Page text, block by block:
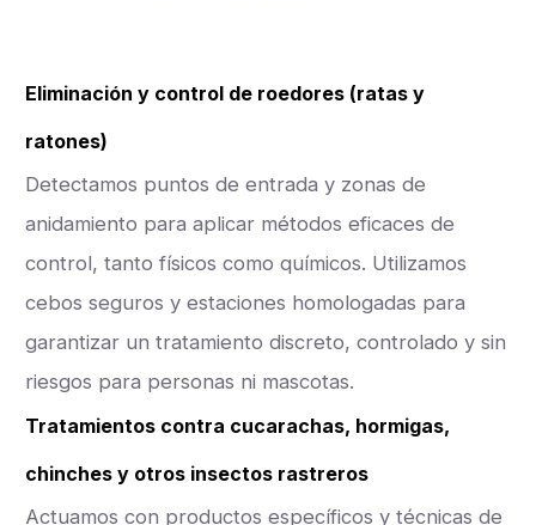
Eliminación y control de roedores (ratas y
ratones)
Detectamos puntos de entrada y zonas de
anidamiento para aplicar métodos eficaces de
control, tanto físicos como químicos. Utilizamos
cebos seguros y estaciones homologadas para
garantizar un tratamiento discreto, controlado y sin
riesgos para personas ni mascotas.
Tratamientos contra cucarachas, hormigas,
chinches y otros insectos rastreros
Actuamos con productos específicos y técnicas de